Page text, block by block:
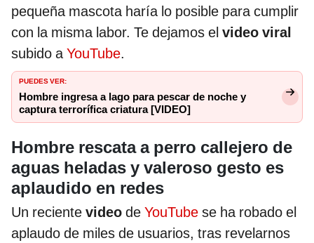
pequeña mascota haría lo posible para cumplir
con la misma labor. Te dejamos el video viral
subido aYouTube.
PUEDES VER:
Hombre ingresa a lago para pescar de noche y
captura terrorífica criatura [VIDEO]
Hombre rescata a perro callejero de
aguas heladas y valeroso gesto es
aplaudido en redes
Un reciente video de YouTube se ha robado el
aplaudo de miles de usuarios, tras revelarnos